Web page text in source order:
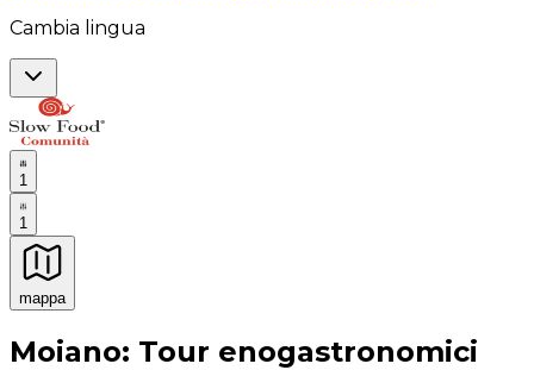
Cambia lingua
1
1
mappa
Esperienze culinarie indimenticabili: Esperienze
Moiano: Tour enogastronomici